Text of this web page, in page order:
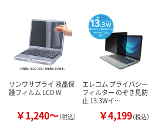
サンワサプライ 液晶保
護フィルム LCD W
￥1,240～（税込）
エレコム プライバシー
フィルター のぞき見防
止 13.3Wイ…
￥4,199（税込）